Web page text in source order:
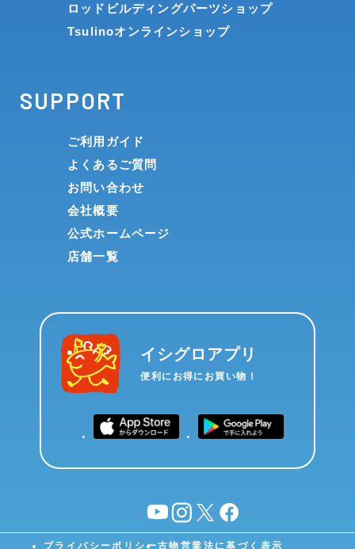
ロッドビルディングパーツショップ
Tsulinoオンラインショップ
SUPPORT
ご利用ガイド
よくあるご質問
お問い合わせ
会社概要
公式ホームページ
店舗一覧
イシグロアプリ
便利にお得にお買い物！
YouTubeinstagram
X facebook
プライバシーポリシー古物営業法に基づく表示